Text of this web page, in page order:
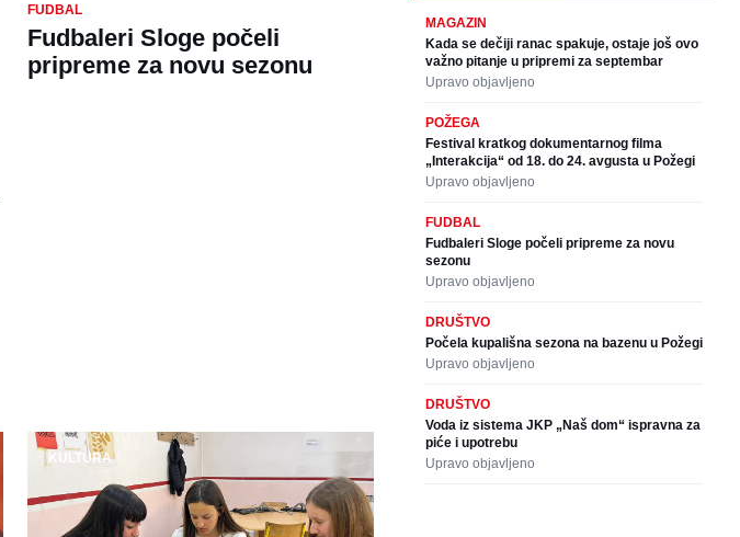
FUDBAL
Fudbaleri Sloge počeli
pripreme za novu sezonu
KULTURA
MAGAZIN
Kada se dečiji ranac spakuje, ostaje još ovo
važno pitanje u pripremi za septembar
Upravo objavljeno
POŽEGA
Festival kratkog dokumentarnog filma
„Interakcija“ od 18. do 24. avgusta u Požegi
Upravo objavljeno
FUDBAL
Fudbaleri Sloge počeli pripreme za novu
sezonu
Upravo objavljeno
DRUŠTVO
Počela kupališna sezona na bazenu u Požegi
Upravo objavljeno
DRUŠTVO
Voda iz sistema JKP „Naš dom“ ispravna za
piće i upotrebu
Upravo objavljeno